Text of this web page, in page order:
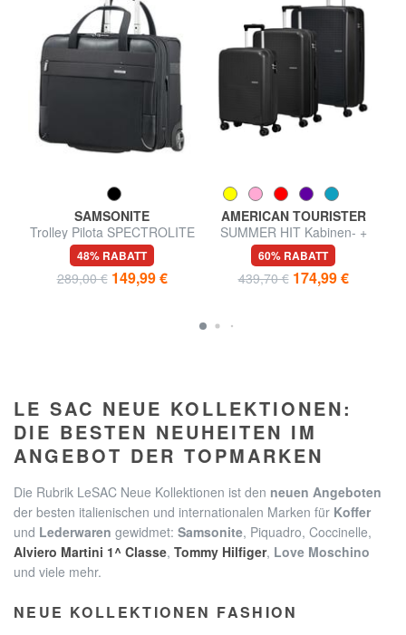
SAMSONITE
Trolley Pilota SPECTROLITE
2.0, 17,3 "PC-Anschluss
48% RABATT
289,00 € 149,99 €
AMERICAN TOURISTER
SUMMER HIT Kabinen- +
Mittel- + Groß-Trolley-Set
60% RABATT
439,70 € 174,99 €
LE SAC NEUE KOLLEKTIONEN:
DIE BESTEN NEUHEITEN IM
ANGEBOT DER TOPMARKEN
Die Rubrik LeSAC Neue Kollektionen ist den neuen Angeboten
der besten italienischen und internationalen Marken für Koffer
und Lederwaren gewidmet: Samsonite, Piquadro, Coccinelle,
Alviero Martini 1^ Classe, Tommy Hilfiger, Love Moschino
und viele mehr.
NEUE KOLLEKTIONEN FASHION